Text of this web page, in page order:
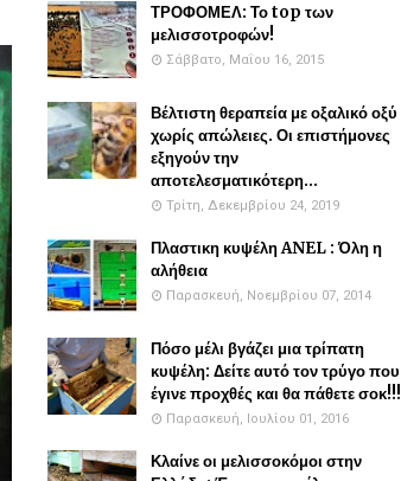
ΤΡΟΦΟΜΕΛ: Το top των
μελισσοτροφών!
Σάββατο, Μαΐου 16, 2015
Βέλτιστη θεραπεία με οξαλικό οξύ
χωρίς απώλειες. Οι επιστήμονες
εξηγούν την
αποτελεσματικότερη...
Τρίτη, Δεκεμβρίου 24, 2019
Πλαστικη κυψέλη ANEL : Όλη η
αλήθεια
Παρασκευή, Νοεμβρίου 07, 2014
Πόσο μέλι βγάζει μια τρίπατη
κυψέλη: Δείτε αυτό τον τρύγο που
έγινε προχθές και θα πάθετε σοκ!!!
Παρασκευή, Ιουλίου 01, 2016
Κλαίνε οι μελισσοκόμοι στην